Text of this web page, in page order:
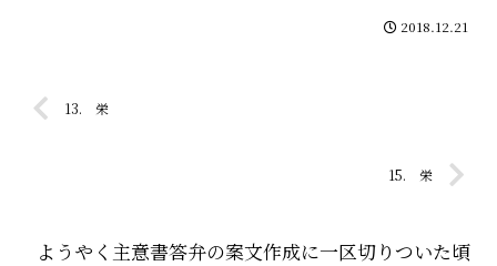
2018.12.21
13. 栄
15. 栄
ようやく主意書答弁の案文作成に一区切りついた頃